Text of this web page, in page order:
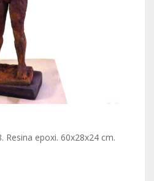
Resina epoxi. 60x28x24 cm.